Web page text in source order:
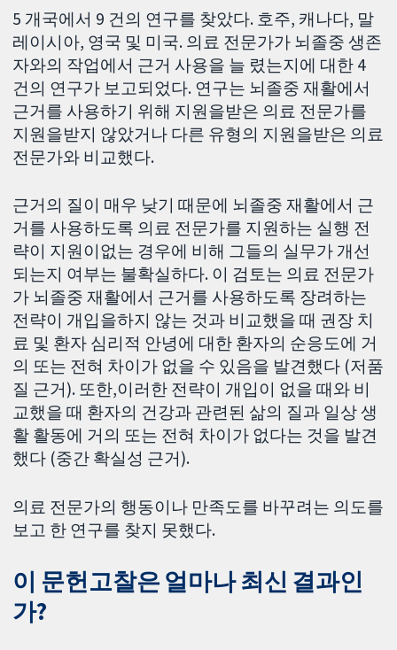
5 개국에서 9 건의 연구를 찾았다. 호주, 캐나다, 말
레이시아, 영국 및 미국. 의료 전문가가 뇌졸중 생존
자와의 작업에서 근거 사용을 늘 렸는지에 대한 4
건의 연구가 보고되었다. 연구는 뇌졸중 재활에서
근거를 사용하기 위해 지원을받은 의료 전문가를
지원을받지 않았거나 다른 유형의 지원을받은 의료
전문가와 비교했다.
근거의 질이 매우 낮기 때문에 뇌졸중 재활에서 근
거를 사용하도록 의료 전문가를 지원하는 실행 전
략이 지원이없는 경우에 비해 그들의 실무가 개선
되는지 여부는 불확실하다. 이 검토는 의료 전문가
가 뇌졸중 재활에서 근거를 사용하도록 장려하는
전략이 개입을하지 않는 것과 비교했을 때 권장 치
료 및 환자 심리적 안녕에 대한 환자의 순응도에 거
의 또는 전혀 차이가 없을 수 있음을 발견했다 (저품
질 근거). 또한,이러한 전략이 개입이 없을 때와 비
교했을 때 환자의 건강과 관련된 삶의 질과 일상 생
활 활동에 거의 또는 전혀 차이가 없다는 것을 발견
했다 (중간 확실성 근거).
의료 전문가의 행동이나 만족도를 바꾸려는 의도를
보고 한 연구를 찾지 못했다.
이 문헌고찰은 얼마나 최신 결과인
가?